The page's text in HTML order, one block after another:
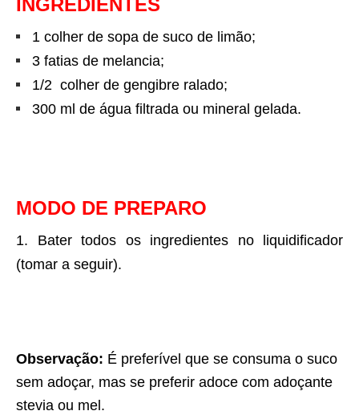
INGREDIENTES
1 colher de sopa de suco de limão;
3 fatias de melancia;
1/2 colher de gengibre ralado;
300 ml de água filtrada ou mineral gelada.
MODO DE PREPARO
Bater todos os ingredientes no liquidificador
(tomar a seguir).
Observação: É preferível que se consuma o suco
sem adoçar, mas se preferir adoce com adoçante
stevia ou mel.